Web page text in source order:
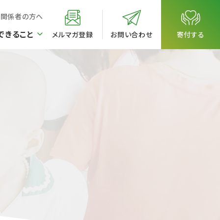
係者の方へ
きること メルマガ登録 お問い合わせ 寄付する